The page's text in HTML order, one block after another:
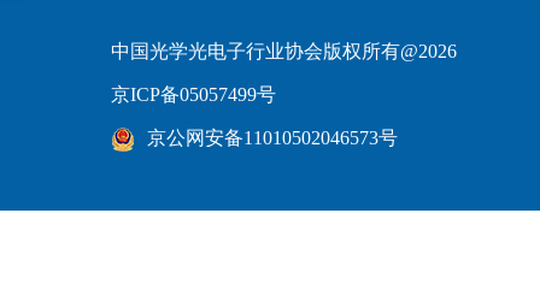
中国光学光电子行业协会版权所有@2026
京ICP备05057499号
京公网安备11010502046573号